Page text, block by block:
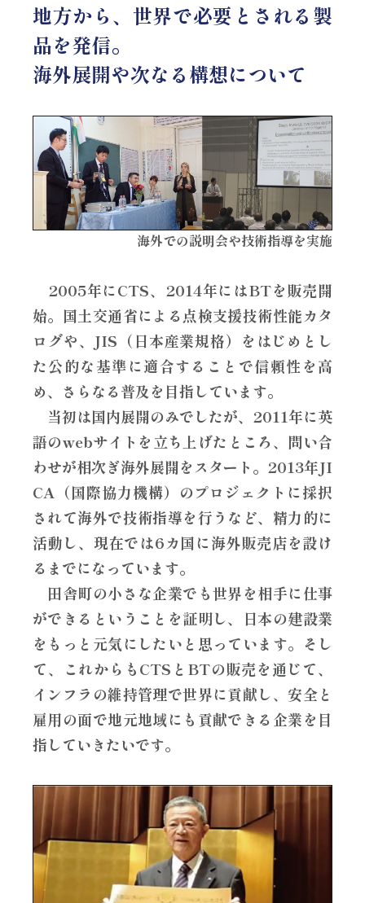
地方から、世界で必要とされる製
品を発信。
海外展開や次なる構想について
海外での説明会や技術指導を実施
2005年にCTS、2014年にはBTを販売開
始。国土交通省による点検支援技術性能カタ
ログや、JIS（日本産業規格）をはじめとし
た公的な基準に適合することで信頼性を高
め、さらなる普及を目指しています。
当初は国内展開のみでしたが、2011年に英
語のwebサイトを立ち上げたところ、問い合
わせが相次ぎ海外展開をスタート。2013年JI
CA（国際協力機構）のプロジェクトに採択
されて海外で技術指導を行うなど、精力的に
活動し、現在では6カ国に海外販売店を設け
るまでになっています。
田舎町の小さな企業でも世界を相手に仕事
ができるということを証明し、日本の建設業
をもっと元気にしたいと思っています。そし
て、これからもCTSとBTの販売を通じて、
インフラの維持管理で世界に貢献し、安全と
雇用の面で地元地域にも貢献できる企業を目
指していきたいです。